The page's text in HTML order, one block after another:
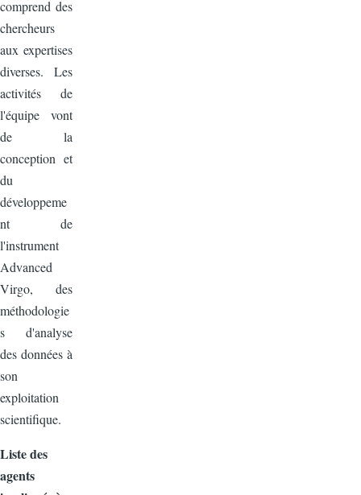
comprend des
chercheurs
aux expertises
diverses. Les
activités de
l'équipe vont
de la
conception et
du
développeme
nt de
l'instrument
Advanced
Virgo, des
méthodologie
s d'analyse
des données à
son
exploitation
scientifique.
Liste des
agents